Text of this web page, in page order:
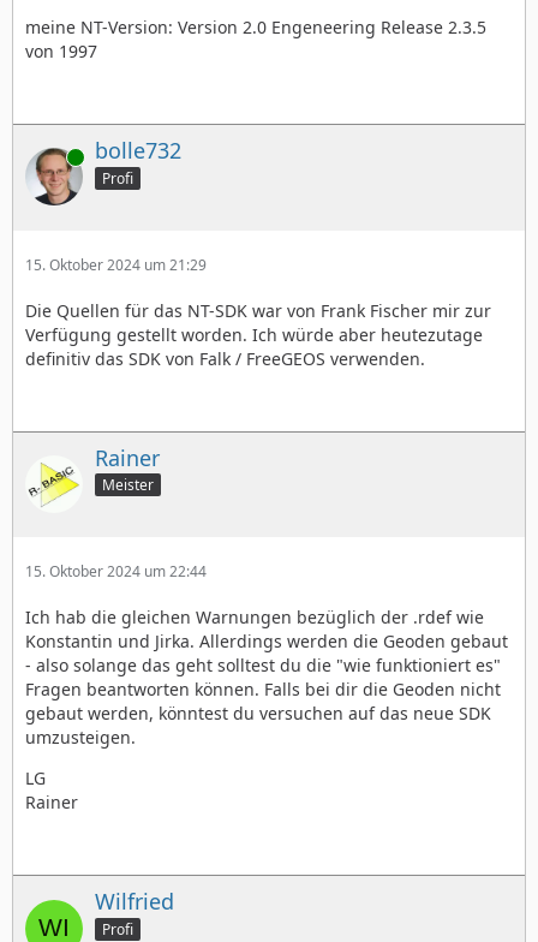
meine NT-Version: Version 2.0 Engeneering Release 2.3.5
von 1997
Online bolle732
Profi
15. Oktober 2024 um 21:29
Die Quellen für das NT-SDK war von Frank Fischer mir zur
Verfügung gestellt worden. Ich würde aber heutezutage
definitiv das SDK von Falk / FreeGEOS verwenden.
Rainer
Meister
15. Oktober 2024 um 22:44
Ich hab die gleichen Warnungen bezüglich der .rdef wie
Konstantin und Jirka. Allerdings werden die Geoden gebaut
- also solange das geht solltest du die "wie funktioniert es"
Fragen beantworten können. Falls bei dir die Geoden nicht
gebaut werden, könntest du versuchen auf das neue SDK
umzusteigen.
LG
Rainer
Wilfried
Profi